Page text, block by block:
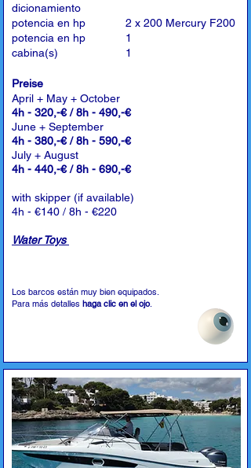
dicionamiento
potencia en hp
potencia en hp
cabina(s)
2 x 200 Mercury F200
1
1
Preise
April + May + October
4h - 320,-€ / 8h - 490,-€
June + September
4h - 380,-€ / 8h - 590,-€
July + August
4h - 440,-€ / 8h - 690,-€
with skipper (if available)
4h - €140 / 8h - €220
Water Toys
Los barcos están muy bien equipados.
Para más detalles haga clic en el ojo.